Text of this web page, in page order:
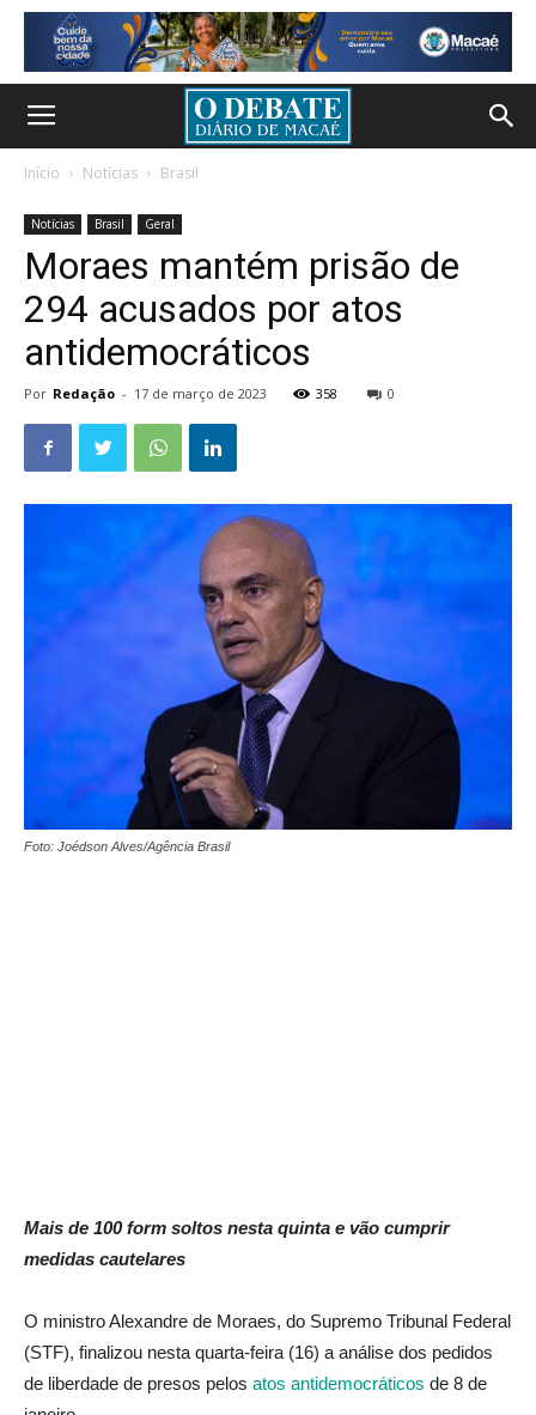
Início Notícias Brasil
Notícias Brasil Geral
Moraes mantém prisão de
294 acusados por atos
antidemocráticos
Por Redação - 17 de março de 2023 358 0
Foto: Joédson Alves/Agência Brasil
Mais de 100 form soltos nesta quinta e vão cumprir
medidas cautelares
O ministro Alexandre de Moraes, do Supremo Tribunal Federal
(STF), finalizou nesta quarta-feira (16) a análise dos pedidos
de liberdade de presos pelos atos antidemocráticos de 8 de